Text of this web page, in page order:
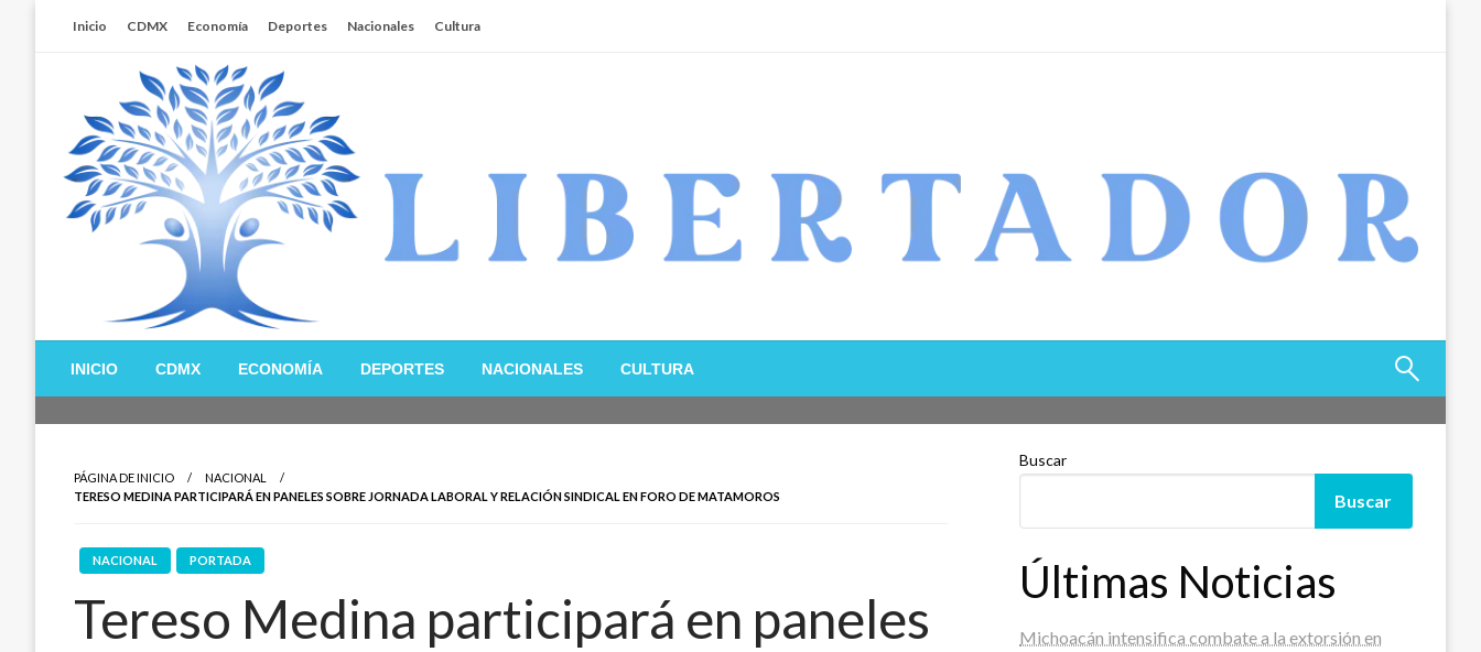
Inicio CDMX Economía Deportes Nacionales Cultura
Libertador MX
INICIO CDMX ECONOMÍA DEPORTES NACIONALES CULTURA
PÁGINA DE INICIO
NACIONAL
TERESO MEDINA PARTICIPARÁ EN PANELES SOBRE JORNADA LABORAL Y RELACIÓN SINDICAL EN FORO DE MATAMOROS
NACIONAL PORTADA
Tereso Medina participará en paneles
Buscar
Buscar
Últimas Noticias
Michoacán intensifica combate a la extorsión en